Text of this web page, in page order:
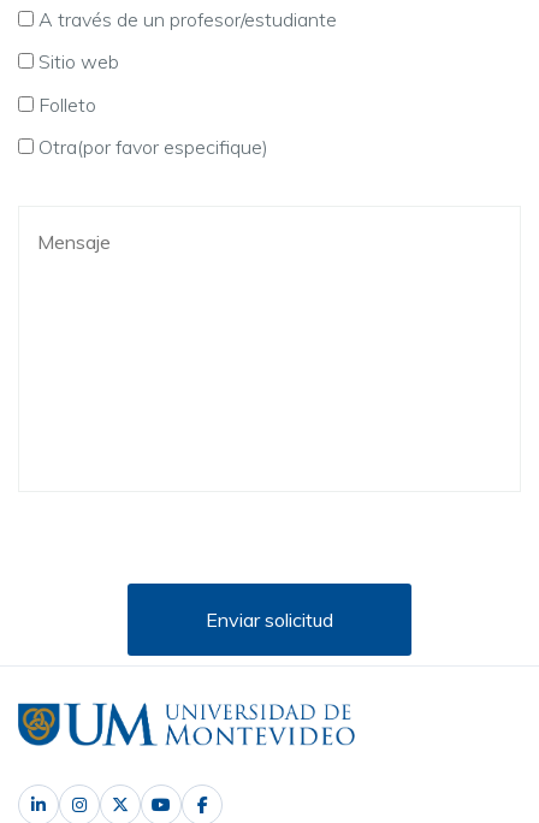
A través de un profesor/estudiante
Sitio web
Folleto
Otra(por favor especifique)